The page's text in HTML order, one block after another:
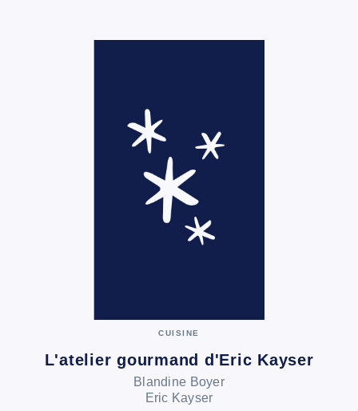
CUISINE
L'atelier gourmand d'Eric Kayser
Blandine Boyer
Eric Kayser